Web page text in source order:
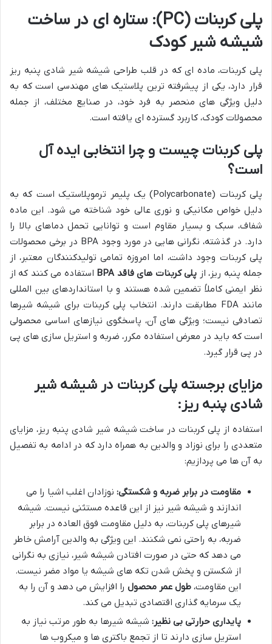
پلی کربنات (PC): ستاره ای در ساخت
شیشه شیر کودک
پلی کربنات، ماده ای که در قلب طراحی شیشه شیر شادی پنبه ریز
قرار دارد، یکی از پیشرفته ترین پلاستیک های مهندسی است که به
دلیل ویژگی های منحصر به فرد خود، در صنایع مختلف، از جمله
محصولات کودک، کاربرد گسترده ای یافته است.
پلی کربنات چیست و چرا انتخابی ایده آل
است؟
پلی کربنات (Polycarbonate) یک پلیمر ترموپلاستیک است که به
دلیل خواص مکانیکی و نوری عالی خود شناخته می شود. این ماده
شفاف، سبک و بسیار مقاوم است و توانایی تحمل دماهای بالا را
دارد. در گذشته، نگرانی هایی در مورد وجود BPA در برخی محصولات
پلی کربنات وجود داشت، اما امروزه تمامی تولیدکنندگان معتبر، از
جمله پنبه ریز، از پلی کربنات های فاقد BPA
استفاده می کنند که از
نظر ایمنی کاملاً تضمین شده هستند و با استانداردهای بین المللی
مانند FDA مطابقت دارند. انتخاب پلی کربنات برای شیشه شیرها
تصادفی نیست؛ ویژگی های آن، پاسخگوی نیازهای اساسی محصولی
است که باید در معرض استفاده مکرر، ضربه و استریل سازی های پی
در پی قرار گیرد.
مزایای برجسته پلی کربنات در شیشه شیر
شادی پنبه ریز:
استفاده از پلی کربنات در ساخت شیشه شیر شادی پنبه ریز، مزایای
متعددی را برای نوزاد و والدین به همراه دارد که در ادامه به تفصیل
به آن ها می پردازیم:
مقاومت در برابر ضربه و شکستگی: نوزادان اغلب اشیا را می
اندازند و شیشه شیر نیز از این قاعده مستثنی نیست. شیشه
شیرهای پلی کربنات، به دلیل مقاومت فوق العاده در برابر
ضربه، به راحتی نمی شکنند. این ویژگی به والدین آرامش خاطر
می دهد که حتی در صورت افتادن شیشه شیر، نیازی به نگرانی
از شکستن و پخش شدن تکه های شیشه یا مواد مضر نیست.
این مقاومت، طول عمر محصول را افزایش می دهد و آن را به
یک سرمایه گذاری اقتصادی تبدیل می کند.
پایداری حرارتی بی نظیر: شیشه شیرها به طور مرتب نیاز به
استریل سازی دارند تا از تجمع باکتری ها و میکروب ها